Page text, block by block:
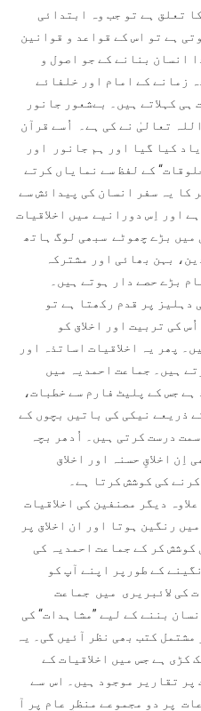
تعلق ہے تو جب وہ ابتدائی
ہے تو اس کے قواعد و قوانین
انسان بنانے کے جو اصول و
زمانے کے امام اور خلفائے
ہی کہلاتے ہیں۔ بےشعور جانور
تعالیٰ نے کی ہے۔ اُسے قرآن
کیا گیا اور ہم جانور اور
کے لفظ سے نمایاں کرتے
کا یہ سفر انسان کی پیدائش سے
اور اِس دورانیے میں اخلاقیات
میں بڑے چھوٹے سبھی لوگ ہاتھ
بہن بھائی اور مشترکہ
بڑے حصے دار ہوتے ہیں۔
دہلیز پر قدم رکھتا ہے تو
کی تربیت اور اخلاق کو
پھر یہ اخلاقیات اساتذہ اور
ہیں۔ جماعت احمدیہ میں
ہے جس کے پلیٹ فارم سے خطبات،
ذریعے نیکی کی باتیں بچوں کے
درست کرتی ہیں۔ اُدھر بچہ
اِن اخلاقِ حسنہ اور اخلاق
کی کوشش کرتا ہے۔
دیگر مصنفین کی اخلاقیات
رنگین ہوتا اور ان اخلاق پر
کر کے جماعت احمدیہ کی
کے طورپر اپنے آپ کو
کی لائبریری میں جماعت
بننے کے لیے ”مشاہدات“ کی
مشتمل کتب بھی نظر آئیں گی۔ یہ
کڑی ہے جس میں اخلاقیات کے
سے 50 موضوعات پر تقاریر موجود ہیں۔ اس سے
پر ہی 50- 50 موضوعات پر دو مجموعے منظرِ عام پر آ